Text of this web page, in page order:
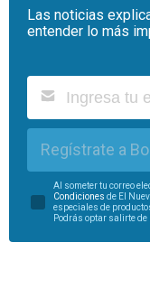
Las noticias
entender lo más
Regístrate a
Al someter tu correo
Condiciones de El
especiales de
Podrás optar salirte